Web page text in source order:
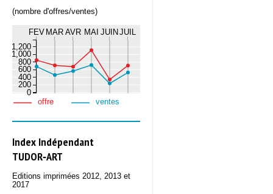
(nombre d'offres/ventes)
FEV MAR AVR MAI JUIN JUIL
0
200
400
600
800
1,000
1,200
offre ventes
Index Indépendant
TUDOR‑ART
Editions imprimées 2012, 2013 et
2017